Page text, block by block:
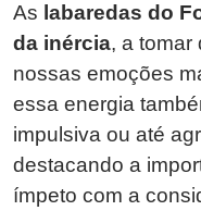
As labaredas do
da inércia, a tomar
nossas emoções
essa energia
impulsiva ou até
destacando a
ímpeto com a